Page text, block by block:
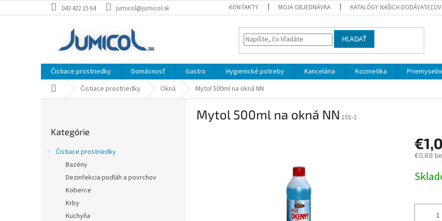
na
043 422 15 64 jumicol@jumicol.sk KONTAKTY MOJA OBJEDNÁVKA KATALÓGY NAŠICH DODÁVATEĽOV
HĽADAŤ
Čistiace prostriedky Domácnosť Gastro Hygienické potreby Kancelária Kozmetika
Domov Čistiace prostriedky Okná Mytol 500ml na okná NN
kategórie
Kategórie
Čistiace prostriedky
Bazény
Dezinfekcia podláh a povrchov
Koberce
Krby
Kuchyňa
Mytol 500ml na okná NN 101-1
€0,88
cena: